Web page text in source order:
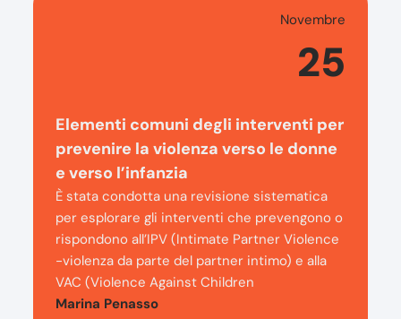
Novembre
25
Elementi comuni degli interventi per
prevenire la violenza verso le donne
e verso l’infanzia
È stata condotta una revisione sistematica
per esplorare gli interventi che prevengono o
rispondono all’IPV (Intimate Partner Violence
-violenza da parte del partner intimo) e alla
VAC (Violence Against Children
Marina Penasso